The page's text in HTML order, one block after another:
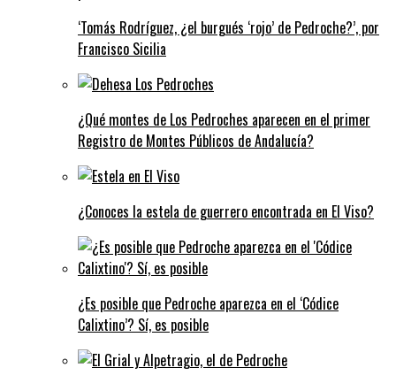
‘Tomás Rodríguez, ¿el burgués ‘rojo’ de Pedroche?’, por
Francisco Sicilia
¿Qué montes de Los Pedroches aparecen en el primer
Registro de Montes Públicos de Andalucía?
¿Conoces la estela de guerrero encontrada en El Viso?
¿Es posible que Pedroche aparezca en el ‘Códice
Calixtino’? Sí, es posible